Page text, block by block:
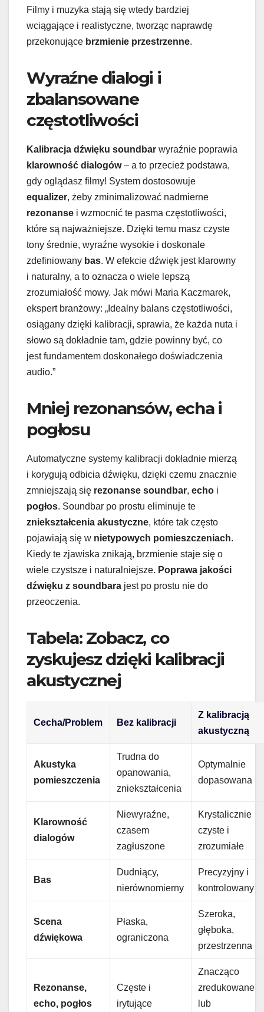
Filmy i muzyka stają się wtedy bardziej
wciągające i realistyczne, tworząc naprawdę
przekonujące brzmienie przestrzenne.
Wyraźne dialogi i
zbalansowane
częstotliwości
Kalibracja dźwięku soundbar wyraźnie poprawia
klarowność dialogów– a to przecież podstawa,
gdy oglądasz filmy! System dostosowuje
equalizer, żeby zminimalizować nadmierne
rezonanse i wzmocnić te pasma częstotliwości,
które są najważniejsze. Dzięki temu masz czyste
tony średnie, wyraźne wysokie i doskonale
zdefiniowany bas. W efekcie dźwięk jest klarowny
i naturalny, a to oznacza o wiele lepszą
zrozumiałość mowy. Jak mówi Maria Kaczmarek,
ekspert branżowy: „Idealny balans częstotliwości,
osiągany dzięki kalibracji, sprawia, że każda nuta i
słowo są dokładnie tam, gdzie powinny być, co
jest fundamentem doskonałego doświadczenia
audio.”
Mniej rezonansów, echa i
pogłosu
Automatyczne systemy kalibracji dokładnie mierzą
i korygują odbicia dźwięku, dzięki czemu znacznie
zmniejszają się rezonanse soundbar, echo i
pogłos. Soundbar po prostu eliminuje te
zniekształcenia akustyczne, które tak często
pojawiają się w nietypowych pomieszczeniach.
Kiedy te zjawiska znikają, brzmienie staje się o
wiele czystsze i naturalniejsze. Poprawa jakości
dźwięku z soundbara jest po prostu nie do
przeoczenia.
Tabela: Zobacz, co
zyskujesz dzięki kalibracji
akustycznej
Cecha/Problem Bez kalibracji
Z kalibracją
akustyczną
Akustyka
pomieszczenia
Trudna do
opanowania,
zniekształcenia
Optymalnie
dopasowana
Klarowność
dialogów
Niewyraźne,
czasem
zagłuszone
Krystalicznie
czyste i
zrozumiałe
Bas
Dudniący,
nierównomierny
Precyzyjny i
kontrolowany
Scena
dźwiękowa
Płaska,
ograniczona
Szeroka,
głęboka,
przestrzenna
Rezonanse,
echo, pogłos
Częste i
irytujące
Znacząco
zredukowane
lub